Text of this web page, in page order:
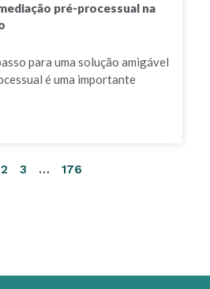
pré-processual na
para uma solução amigável
é uma importante
2 3 … 176